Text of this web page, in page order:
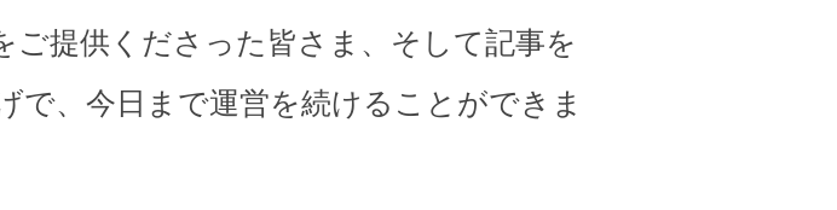
提供くださった皆さま、そして記事を
、今日まで運営を続けることができま